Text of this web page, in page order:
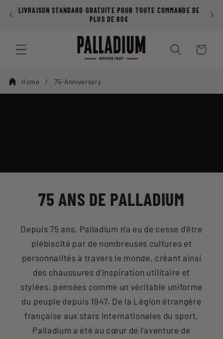
passer au
contenu
LIVRAISON STANDARD GRATUITE POUR TOUTE COMMANDE DE
PLUS DE 80€
Panier
Home 75-Anniversary
75 ANS DE PALLADIUM
Depuis 75 ans, Palladium n'a eu de cesse d'être
plébiscité par de nombreuses cultures et
personnalités à travers le monde, créant ainsi
des chaussures d'inspiration utilitaire et
stylées, pensées comme un véritable uniforme
du peuple depuis 1947. De la Légion étrangère
française aux stars internationales du sport,
Palladium a été au cœur de l'aventure de